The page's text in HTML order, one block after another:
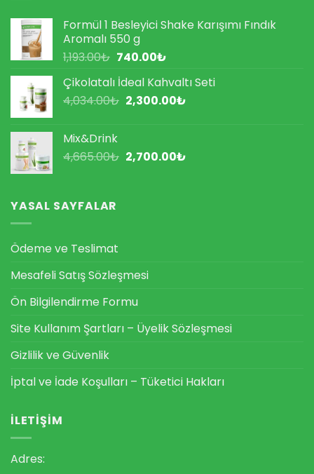
Formül 1 Besleyici Shake Karışımı Fındık
Aromalı 550 g
1,193.00₺ Orijinal
1,193.00₺.
740.00₺Şu
fiyat:
740.00₺.
Çikolatalı İdeal Kahvaltı Seti
4,034.00₺ Orijinal
2,300.00₺Şu
Mix&Drink
4,665.00₺ Orijinal
2,700.00₺Şu
YASAL SAYFALAR
Ödeme ve Teslimat
Mesafeli Satış Sözleşmesi
Ön Bilgilendirme Formu
Site Kullanım Şartları – Üyelik Sözleşmesi
Gizlilik ve Güvenlik
İptal ve İade Koşulları – Tüketici Hakları
İLETIŞIM
Adres: